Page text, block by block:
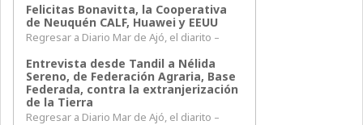
Felicitas Bonavitta, la Cooperativa
de Neuquén CALF, Huawei y EEUU
Regresar a Diario Mar de Ajó, el diarito –
Entrevista desde Tandil a Nélida
Sereno, de Federación Agraria, Base
Federada, contra la extranjerización
de la Tierra
Regresar a Diario Mar de Ajó, el diarito –